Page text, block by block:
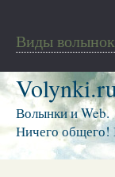
Виды волынок
Волынки и Web.
Ничего общего!